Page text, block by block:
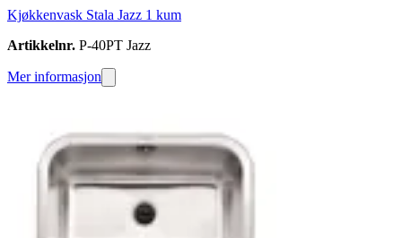
Kjøkkenvask Stala Jazz 1 kum
Artikkelnr. P-40PT Jazz
Mer informasjon